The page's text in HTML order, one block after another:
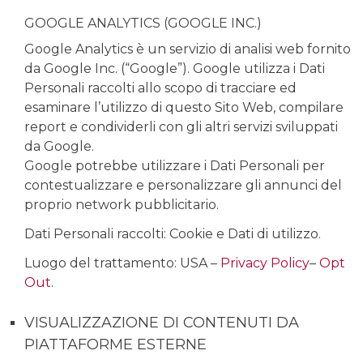
GOOGLE ANALYTICS (GOOGLE INC.)
Google Analytics è un servizio di analisi web fornito
da Google Inc. (“Google”). Google utilizza i Dati
Personali raccolti allo scopo di tracciare ed
esaminare l’utilizzo di questo Sito Web, compilare
report e condividerli con gli altri servizi sviluppati
da Google.
Google potrebbe utilizzare i Dati Personali per
contestualizzare e personalizzare gli annunci del
proprio network pubblicitario.
Dati Personali raccolti: Cookie e Dati di utilizzo.
Luogo del trattamento: USA – Privacy Policy– Opt
Out.
VISUALIZZAZIONE DI CONTENUTI DA
PIATTAFORME ESTERNE